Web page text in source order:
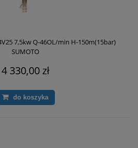
7,5kw Q-46OL/min H-150m(15bar)
SUMOTO
4 330,00 zł
do koszyka